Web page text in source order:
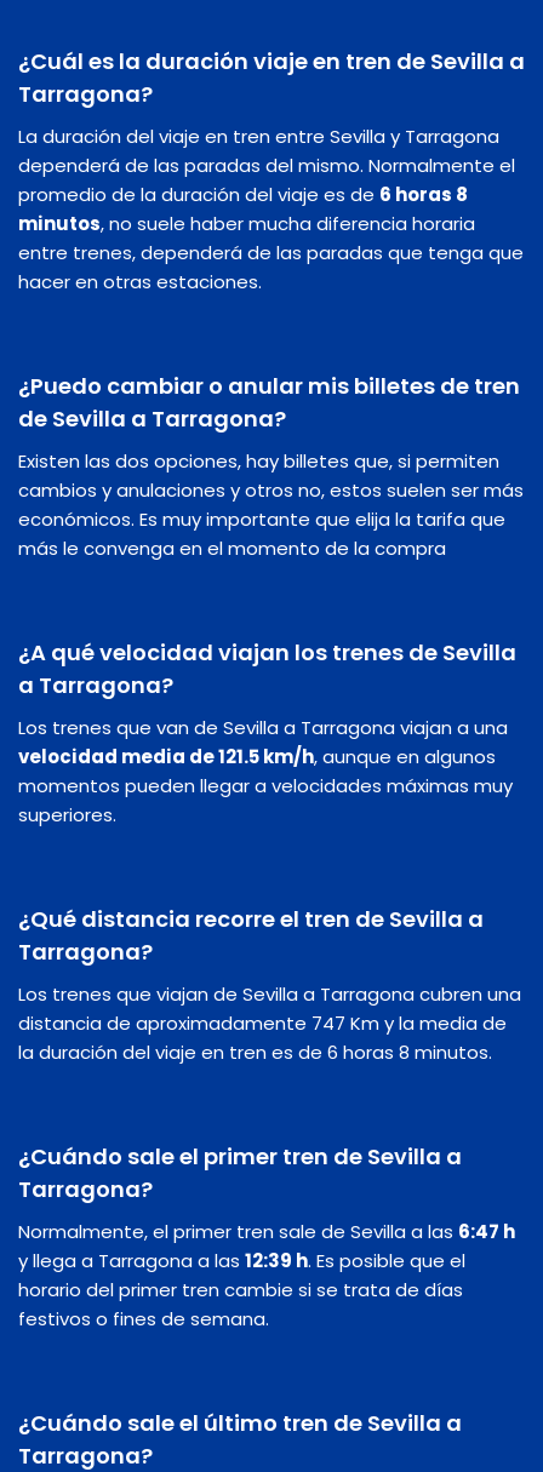
¿Cuál es la duración viaje en tren de Sevilla a
Tarragona?
La duración del viaje en tren entre Sevilla y Tarragona
dependerá de las paradas del mismo. Normalmente el
promedio de la duración del viaje es de 6 horas 8
minutos, no suele haber mucha diferencia horaria
entre trenes, dependerá de las paradas que tenga que
hacer en otras estaciones.
¿Puedo cambiar o anular mis billetes de tren
de Sevilla a Tarragona?
Existen las dos opciones, hay billetes que, si permiten
cambios y anulaciones y otros no, estos suelen ser más
económicos. Es muy importante que elija la tarifa que
más le convenga en el momento de la compra
¿A qué velocidad viajan los trenes de Sevilla
a Tarragona?
Los trenes que van de Sevilla a Tarragona viajan a una
velocidad media de 121.5 km/h, aunque en algunos
momentos pueden llegar a velocidades máximas muy
superiores.
¿Qué distancia recorre el tren de Sevilla a
Tarragona?
Los trenes que viajan de Sevilla a Tarragona cubren una
distancia de aproximadamente 747 Km y la media de
la duración del viaje en tren es de 6 horas 8 minutos.
¿Cuándo sale el primer tren de Sevilla a
Tarragona?
Normalmente, el primer tren sale de Sevilla a las 6:47 h
y llega a Tarragona a las 12:39 h. Es posible que el
horario del primer tren cambie si se trata de días
festivos o fines de semana.
¿Cuándo sale el último tren de Sevilla a
Tarragona?